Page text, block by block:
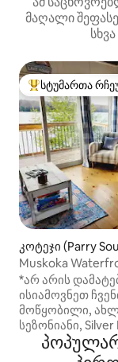
მაღალი
სტუმართა
სტუმართა
კოტეჯი (Parry
Muskoka
Linings)
*არ არის
ისიამოვნეთ
მოწყობილი,
სეზონიანი,
Lakehouse. Ეს კოტეჯი გთავაზობთ
თქვენ და